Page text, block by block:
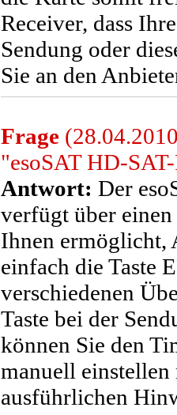
Receiver, dass
Sendung oder
Sie an den
Frage
"esoSAT HD-
Antwort: Der
verfügt über
Ihnen ermöglicht,
einfach die Taste
verschiedenen
Taste bei der
können Sie den
manuell einstellen
ausführlichen